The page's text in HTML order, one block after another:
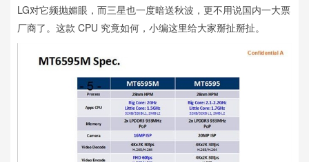
LG对它频抛媚眼，而三星也一度暗送秋波，更不用说国内一大票
厂商了。这款 CPU 究竟如何，小编这里给大家掰扯掰扯。